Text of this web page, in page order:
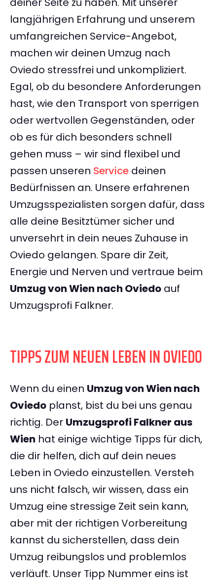
langjährigen Erfahrung und unserem
umfangreichen Service-Angebot,
machen wir deinen Umzug nach
Oviedo stressfrei und unkompliziert.
Egal, ob du besondere Anforderungen
hast, wie den Transport von sperrigen
oder wertvollen Gegenständen, oder
ob es für dich besonders schnell
gehen muss – wir sind flexibel und
passen unseren Service deinen
Bedürfnissen an. Unsere erfahrenen
Umzugsspezialisten sorgen dafür, dass
alle deine Besitztümer sicher und
unversehrt in dein neues Zuhause in
Oviedo gelangen. Spare dir Zeit,
Energie und Nerven und vertraue beim
Umzug von Wien nach Oviedo auf
Umzugsprofi Falkner.
TIPPS ZUM NEUEN LEBEN IN OVIEDO
Wenn du einen Umzug von Wien nach
Oviedo planst, bist du bei uns genau
richtig. Der Umzugsprofi Falkner aus
Wien hat einige wichtige Tipps für dich,
die dir helfen, dich auf dein neues
Leben in Oviedo einzustellen. Versteh
uns nicht falsch, wir wissen, dass ein
Umzug eine stressige Zeit sein kann,
aber mit der richtigen Vorbereitung
kannst du sicherstellen, dass dein
Umzug reibungslos und problemlos
verläuft. Unser Tipp Nummer eins ist